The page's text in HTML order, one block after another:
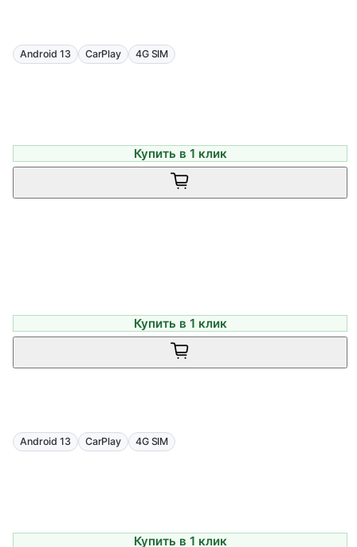
Android 13 CarPlay 4G SIM
Купить в 1 клик
Купить в 1 клик
Android 13 CarPlay 4G SIM
Купить в 1 клик